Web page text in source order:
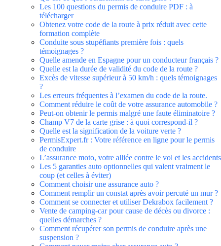
Les 100 questions du permis de conduire PDF : à
télécharger
Obtenez votre code de la route à prix réduit avec cette
formation complète
Conduite sous stupéfiants première fois : quels
témoignages ?
Quelle amende en Espagne pour un conducteur français ?
Quelle est la durée de validité du code de la route ?
Excès de vitesse supérieur à 50 km/h : quels témoignages
?
Les erreurs fréquentes à l’examen du code de la route.
Comment réduire le coût de votre assurance automobile ?
Peut-on obtenir le permis malgré une faute éliminatoire ?
Champ V7 de la carte grise : à quoi correspond-il ?
Quelle est la signification de la voiture verte ?
PermisExpert.fr : Votre référence en ligne pour le permis
de conduire
L’assurance moto, votre alliée contre le vol et les accidents
Les 5 garanties auto optionnelles qui valent vraiment le
coup (et celles à éviter)
Comment choisir une assurance auto ?
Comment remplir un constat après avoir percuté un mur ?
Comment se connecter et utiliser Dekrabox facilement ?
Vente de camping-car pour cause de décès ou divorce :
quelles démarches ?
Comment récupérer son permis de conduire après une
suspension ?